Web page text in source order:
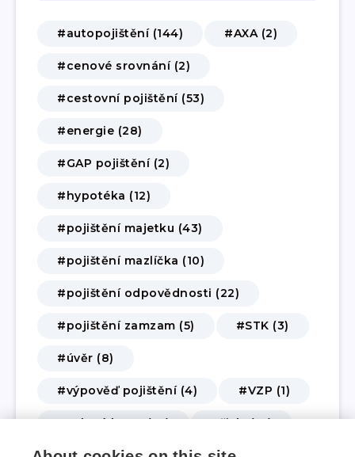
#autopojištění (144) #AXA (2)
#cenové srovnání (2)
#cestovní pojištění (53)
#energie (28)
#GAP pojištění (2)
#hypotéka (12)
#pojištění majetku (43)
#pojištění mazlíčka (10)
#pojištění odpovědnosti (22)
#pojištění zamzam (5) #STK (3)
#úvěr (8)
#výpověď pojištění (4) #VZP (1)
#zelená karta (10) #živly (14)